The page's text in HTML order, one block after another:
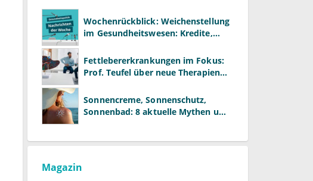
Wochenrückblick: Weichenstellung
im Gesundheitswesen: Kredite,
Fettlebererkrankungen im Fokus:
Prof. Teufel über neue Therapien
Sonnencreme, Sonnenschutz,
Sonnenbad: 8 aktuelle Mythen und
Magazin